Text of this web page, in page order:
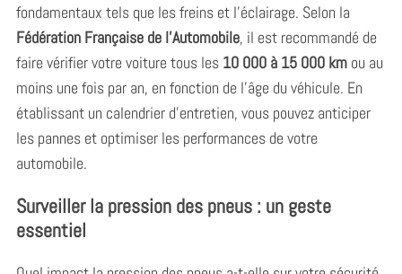
fondamentaux tels que les freins et l’éclairage. Selon la
Fédération Française de l’Automobile, il est recommandé de
faire vérifier votre voiture tous les 10 000 à 15 000 kmou au
moins une fois par an, en fonction de l’âge du véhicule. En
établissant un calendrier d’entretien, vous pouvez anticiper
les pannes et optimiser les performances de votre
automobile.
Surveiller la pression des pneus : un geste
essentiel